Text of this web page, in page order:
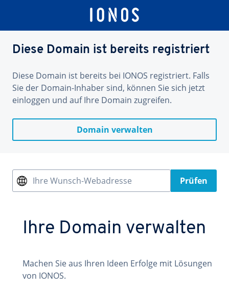
Diese Domain ist bereits registriert
Diese Domain ist bereits bei IONOS registriert. Falls
Sie der Domain-Inhaber sind, können Sie sich jetzt
einloggen und auf Ihre Domain zugreifen.
Domain verwalten
Ihre Wunsch-Webadresse Prüfen
Ihre Domain verwalten
Machen Sie aus Ihren Ideen Erfolge mit Lösungen
von IONOS.